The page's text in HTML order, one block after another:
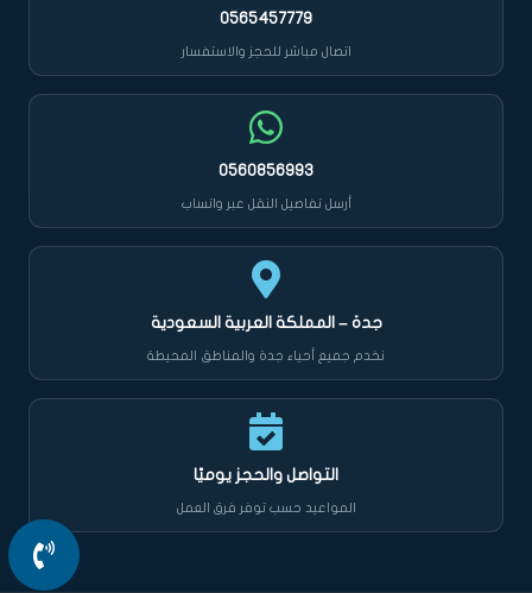
0565457779
اتصال مباشر للحجز والاستفسار
0560856993
أرسل تفاصيل النقل عبر واتساب
جدة – المملكة العربية السعودية
نخدم جميع أحياء جدة والمناطق المحيطة
التواصل والحجز يوميًا
المواعيد حسب توفر فرق العمل